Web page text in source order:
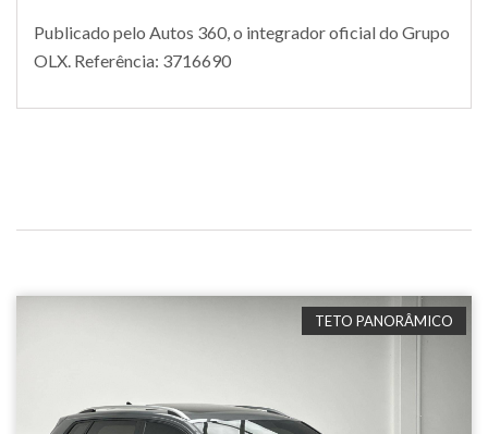
Publicado pelo Autos 360, o integrador oficial do Grupo
OLX. Referência: 3716690
TETO PANORÂMICO